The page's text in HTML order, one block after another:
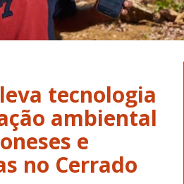
tecnologia
ambiental
e
no Cerrado